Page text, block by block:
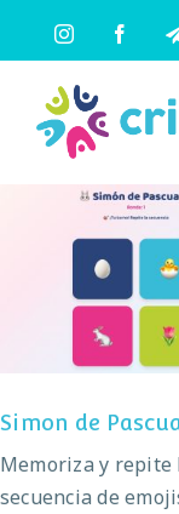
contenido
Instagram
Simon de
Simon de
Memoriza y repite
secuencia de